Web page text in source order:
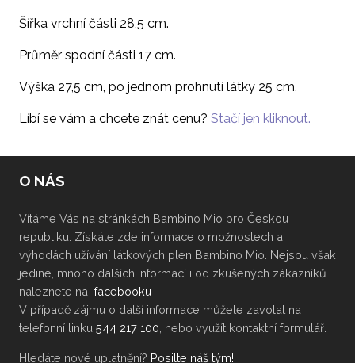
Šířka vrchní části 28,5 cm.
Průměr spodní části 17 cm.
Výška 27,5 cm, po jednom prohnutí látky 25 cm.
Líbí se vám a chcete znát cenu? Stačí jen kliknout.
O NÁS
Vítáme Vás na stránkách Bambino Mio pro Českou
republiku. Získáte zde informace o možnostech a
výhodách užívání látkových plen Bambino Mio. Nejsou však
jediné, mnoho dalších informací i od zkušených zákazníků
naleznete na facebooku
V případě zájmu o další informace můžete zavolat na
telefonní linku 544 217 100 , nebo využít kontaktní formulář.
Hledáte nové uplatnění? Posilte náš tým!